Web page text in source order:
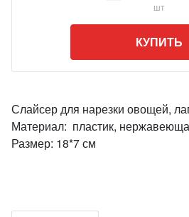
шт
КУПИТЬ
Слайсер для нарезки овощей,
Материал: пластик,
Размер: 18*7 см